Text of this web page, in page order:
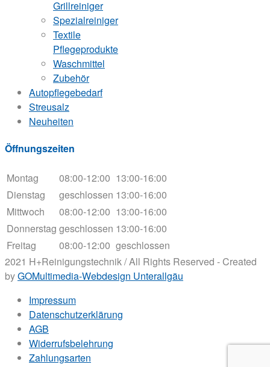
Grillreiniger
Spezialreiniger
Textile
Pflegeprodukte
Waschmittel
Zubehör
Autopflegebedarf
Streusalz
Neuheiten
Öffnungszeiten
Montag 08:00-12:00 13:00-16:00
Dienstag
geschlossen 13:00-16:00
Mittwoch
08:00-12:00 13:00-16:00
Donnerstag geschlossen 13:00-16:00
Freitag
08:00-12:00 geschlossen
2021 H+Reinigungstechnik / All Rights Reserved - Created
byGOMultimedia-Webdesign Unterallgäu
Impressum
Datenschutzerklärung
AGB
Widerrufsbelehrung
Zahlungsarten